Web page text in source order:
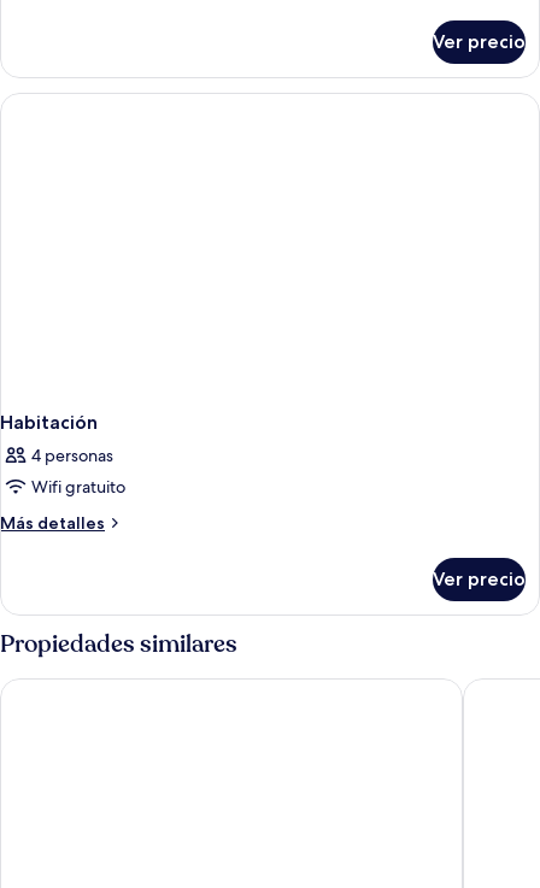
Ver precio
Habitación
4 personas
Wifi gratuito
Más detalles
Más
Ver precio
Propiedades similares
Hotel Indigo Durham by IHG Delta